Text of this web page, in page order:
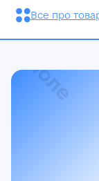
Насіння
Акції
Все про